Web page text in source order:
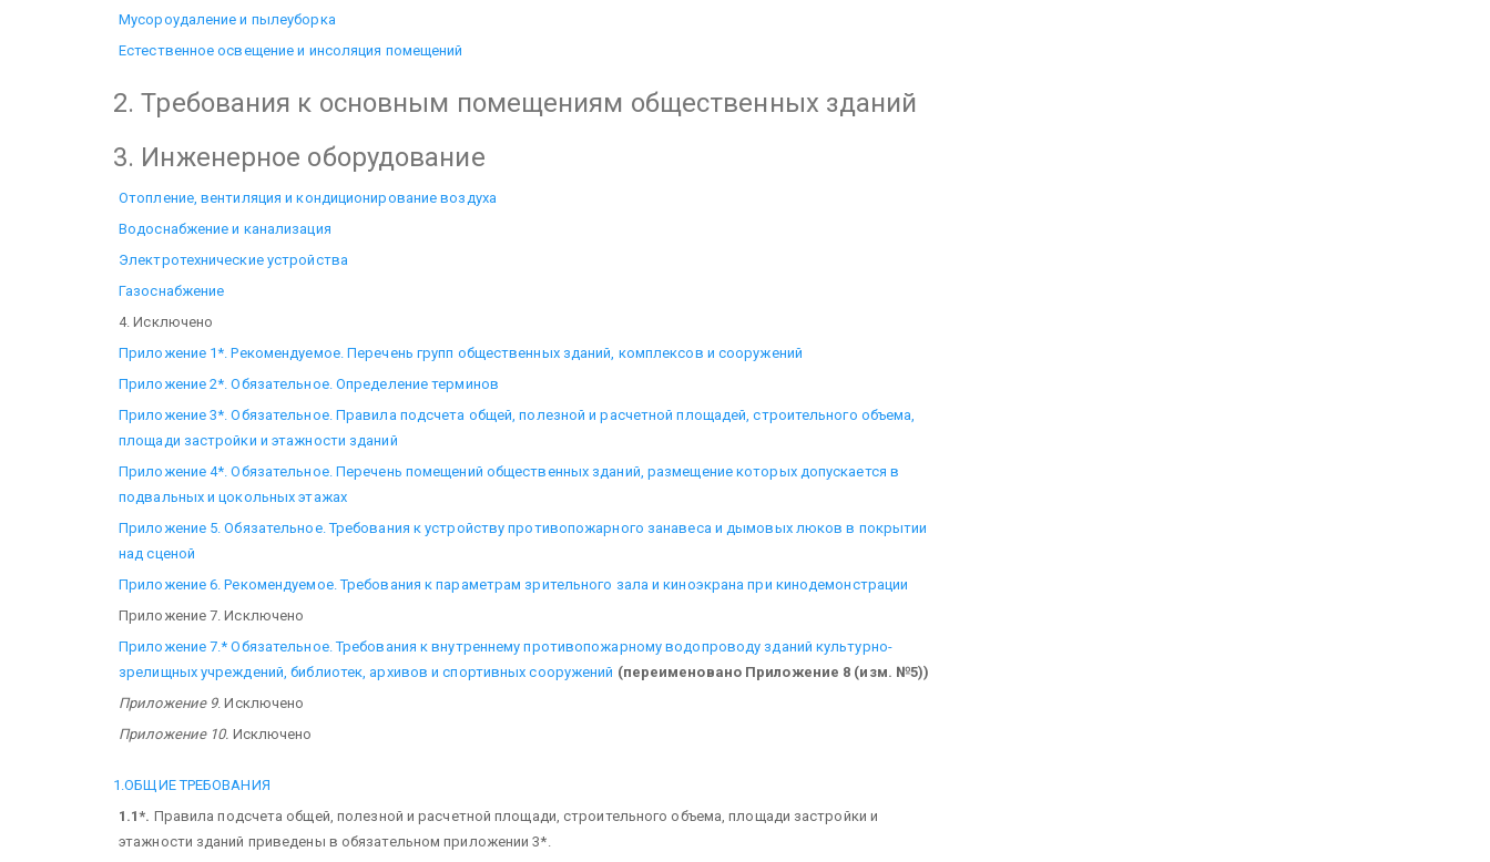
Мусороудаление и пылеуборка
Естественное освещение и инсоляция помещений
2. Требования к основным помещениям общественных зданий
3. Инженерное оборудование
Отопление, вентиляция и кондиционирование воздуха
Водоснабжение и канализация
Электротехнические устройства
Газоснабжение
4. Исключено
Приложение 1*. Рекомендуемое. Перечень групп общественных зданий, комплексов и сооружений
Приложение 2*. Обязательное. Определение терминов
Приложение 3*. Обязательное. Правила подсчета общей, полезной и расчетной площадей, строительного объема,
площади застройки и этажности зданий
Приложение 4*. Обязательное. Перечень помещений общественных зданий, размещение которых допускается в
подвальных и цокольных этажах
Приложение 5. Обязательное. Требования к устройству противопожарного занавеса и дымовых люков в покрытии
над сценой
Приложение 6. Рекомендуемое. Требования к параметрам зрительного зала и киноэкрана при кинодемонстрации
Приложение 7. Исключено
Приложение 7.* Обязательное. Требования к внутреннему противопожарному водопроводу зданий культурно-
зрелищных учреждений, библиотек, архивов и спортивных сооружений (переименовано Приложение 8 (изм. №5))
Приложение 9. Исключено
Приложение 10. Исключено
1.ОБЩИЕ ТРЕБОВАНИЯ
1.1*. Правила подсчета общей, полезной и расчетной площади, строительного объема, площади застройки и
этажности зданий приведены в обязательном приложении 3*.